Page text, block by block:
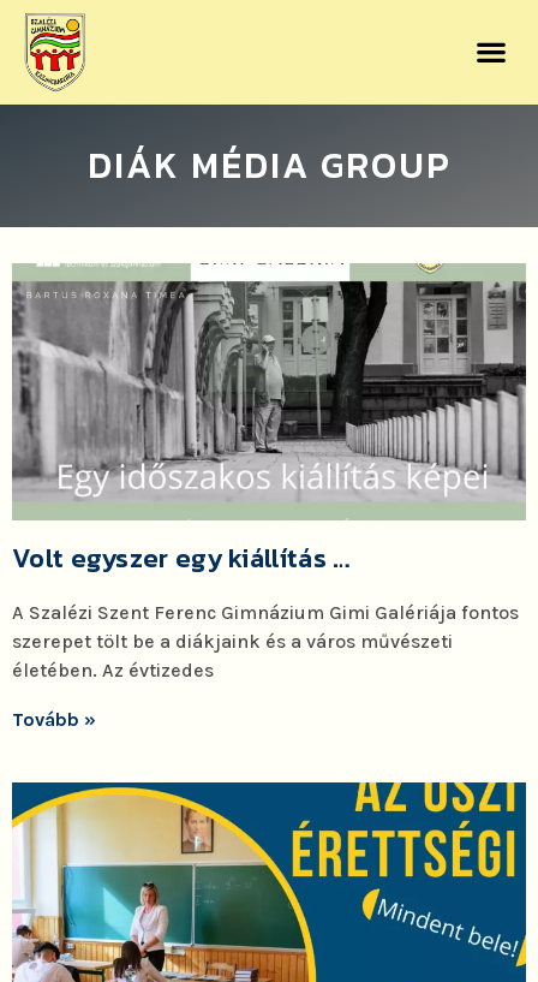
DIÁK MÉDIA GROUP
Volt egyszer egy kiállítás …
A Szalézi Szent Ferenc Gimnázium Gimi Galériája fontos
szerepet tölt be a diákjaink és a város művészeti
életében. Az évtizedes
Tovább »